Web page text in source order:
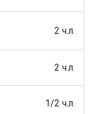
2 ч.л.
2 ч.л.
1/2 ч.л.